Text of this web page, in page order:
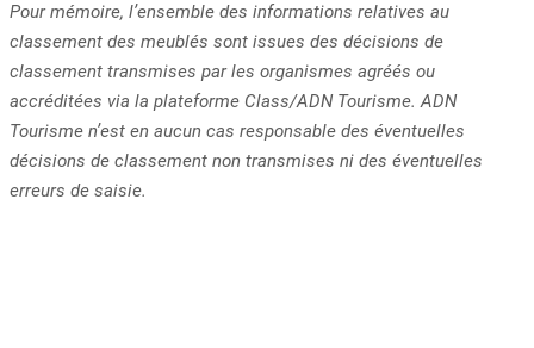
Pour mémoire, l’ensemble des informations relatives au
classement des meublés sont issues des décisions de
classement transmises par les organismes agréés ou
accréditées via la plateforme Class/ADN Tourisme.ADN
Tourisme n’est en aucun cas responsable des éventuelles
décisions de classement non transmises ni des éventuelles
erreurs de saisie.